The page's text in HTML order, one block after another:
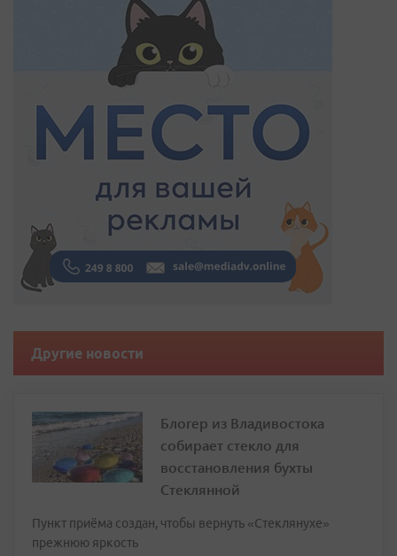
Другие новости
Блогер из Владивостока
собирает стекло для
восстановления бухты
Стеклянной
Пункт приёма создан, чтобы вернуть «Стеклянухе»
прежнюю яркость